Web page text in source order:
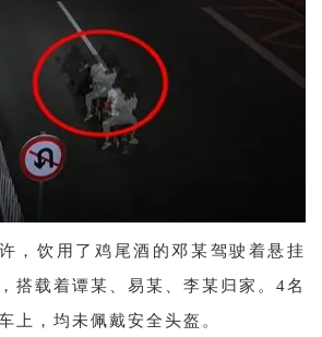
，饮用了鸡尾酒的邓某驾驶着悬挂
搭载着谭某、易某、李某归家。4名
上，均未佩戴安全头盔。